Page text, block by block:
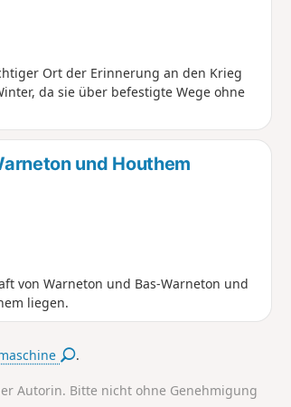
Ort der Erinnerung an den Krieg
da sie über befestigte Wege ohne
und Houthem
von Warneton und Bas-Warneton und
liegen.
.
Autorin. Bitte nicht ohne Genehmigung